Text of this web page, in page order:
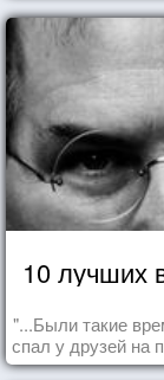
10 лучших
"...Были такие
спал у друзей на